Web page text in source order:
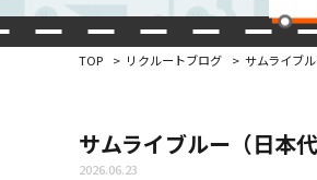
TOP リクルートブログ サムライブ
サムライブルー（日本
2026.06.23